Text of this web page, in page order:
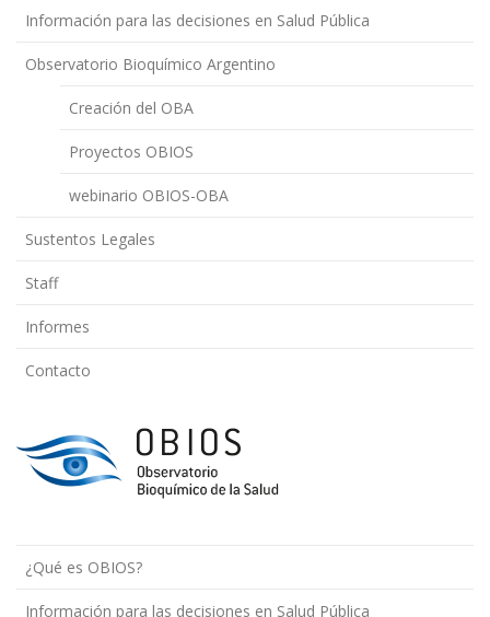
Información para las decisiones en Salud Pública
Observatorio Bioquímico Argentino
Creación del OBA
Proyectos OBIOS
webinario OBIOS-OBA
Sustentos Legales
Staff
Informes
Contacto
¿Qué es OBIOS?
Información para las decisiones en Salud Pública